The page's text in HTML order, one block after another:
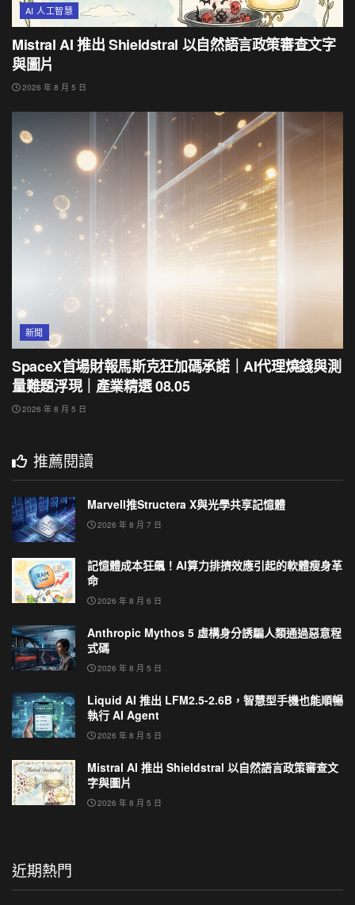
AI 人工智慧
Mistral AI 推出 Shieldstral 以自然語言政策審查文字
與圖片
2026 年 8 月 5 日
新聞
SpaceX首場財報馬斯克狂加碼承諾｜AI代理燒錢與測
量難題浮現｜產業精選 08.05
2026 年 8 月 5 日
推薦閱讀
Marvell推Structera X與光學共享記憶體
2026 年 8 月 7 日
記憶體成本狂飆！AI算力排擠效應引起的軟體瘦身革
命
2026 年 8 月 6 日
Anthropic Mythos 5 虛構身分誘騙人類通過惡意程
式碼
2026 年 8 月 5 日
Liquid AI 推出 LFM2.5-2.6B，智慧型手機也能順暢
執行 AI Agent
2026 年 8 月 5 日
Mistral AI 推出 Shieldstral 以自然語言政策審查文
字與圖片
2026 年 8 月 5 日
近期熱門